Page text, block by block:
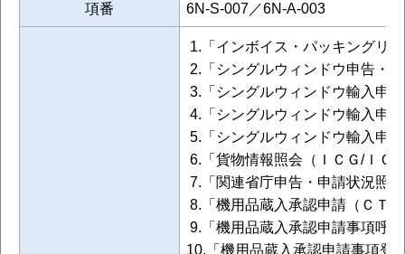
項番 6N-S-007／6N-A-003
1.「インボイス・パッキングリ
2.「シングルウィンドウ申告・
3.「シングルウィンドウ輸入申
4.「シングルウィンドウ輸入申
5.「シングルウィンドウ輸入申
6.「貨物情報照会（ＩＣＧ/ＩＣ
7.「関連省庁申告・申請状況照
8.「機用品蔵入承認申請（ＣＴ
9.「機用品蔵入承認申請事項呼
10.「機用品蔵入承認申請事項登